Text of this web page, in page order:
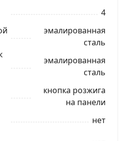
4
эмалированная
сталь
эмалированная
сталь
кнопка розжига
на панели
нет